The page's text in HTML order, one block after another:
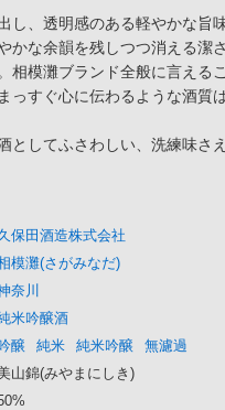
し、透明感のある軽やかな旨
かな余韻を残しつつ消える潔
相模灘ブランド全般に言える
っすぐ心に伝わるような酒質
としてふさわしい、洗練味さ
保田酒造株式会社
模灘(さがみなだ)
奈川
米吟醸酒
醸 純米 純米吟醸
無濾過
山錦(みやまにしき)